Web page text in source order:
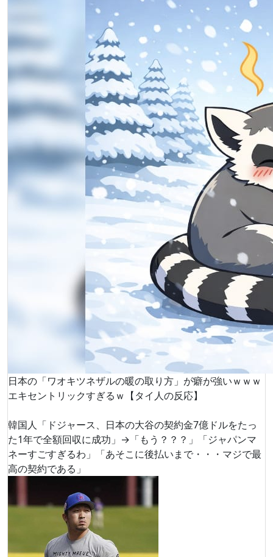
日本の「ワオキツネザルの暖の取り方」が癖が強いｗｗｗ
エキセントリックすぎるｗ【タイ人の反応】
韓国人「ドジャース、日本の大谷の契約金7億ドルをたっ
た1年で全額回収に成功」→「もう？？？」「ジャパンマ
ネーすごすぎるわ」「あそこに後払いまで・・・マジで最
高の契約である」